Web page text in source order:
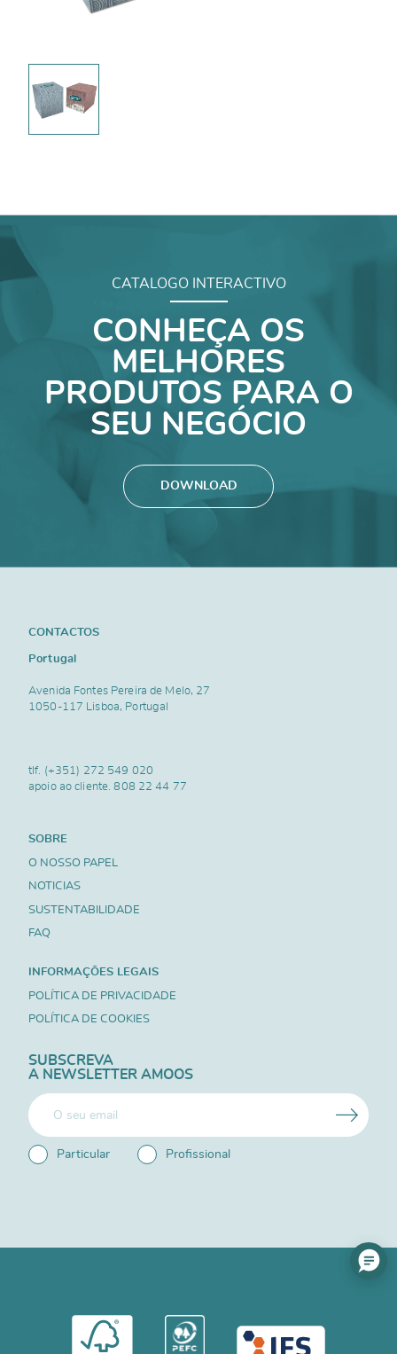
CATALOGO INTERACTIVO
CONHEÇA OS
MELHORES
PRODUTOS PARA O
SEU NEGÓCIO
DOWNLOAD
CONTACTOS
Portugal
Avenida Fontes Pereira de Melo, 27
1050-117 Lisboa, Portugal
tlf. (+351) 272 549 020
apoio ao cliente.808 22 44 77
SOBRE
O NOSSO PAPEL
NOTICIAS
SUSTENTABILIDADE
FAQ
INFORMAÇÕES LEGAIS
POLÍTICA DE PRIVACIDADE
POLÍTICA DE COOKIES
SUBSCREVA
A NEWSLETTER AMOOS
Particular Profissional